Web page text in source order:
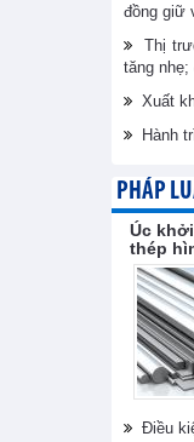
đồng giữ
Thị
tăng
Xuất
Hành
PHÁP
Úc
thép
Điều